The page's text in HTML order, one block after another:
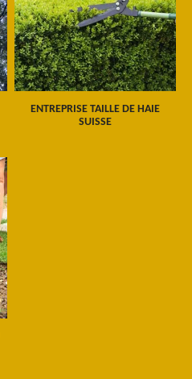
ENTREPRISE TAILLE DE HAIE
SUISSE